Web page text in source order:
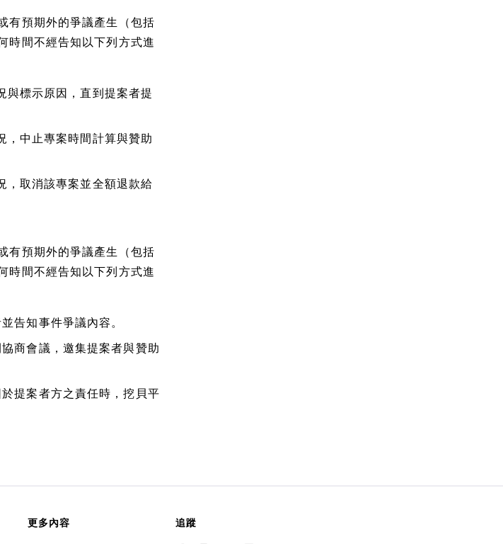
有預期外的爭議產生（包括
時間不經告知以下列方式進
與標示原因，直到提案者提
，中止專案時間計算與贊助
，取消該專案並全額退款給
有預期外的爭議產生（包括
時間不經告知以下列方式進
告知事件爭議內容。
商會議，邀集提案者與贊助
提案者方之責任時，挖貝平
更多內容 追蹤